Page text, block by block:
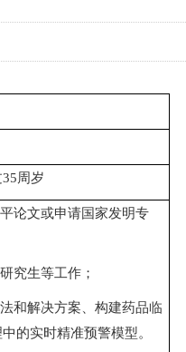
35周岁
论文或申请国家发明专
究生等工作；
和解决方案、构建药品临
的实时精准预警模型。